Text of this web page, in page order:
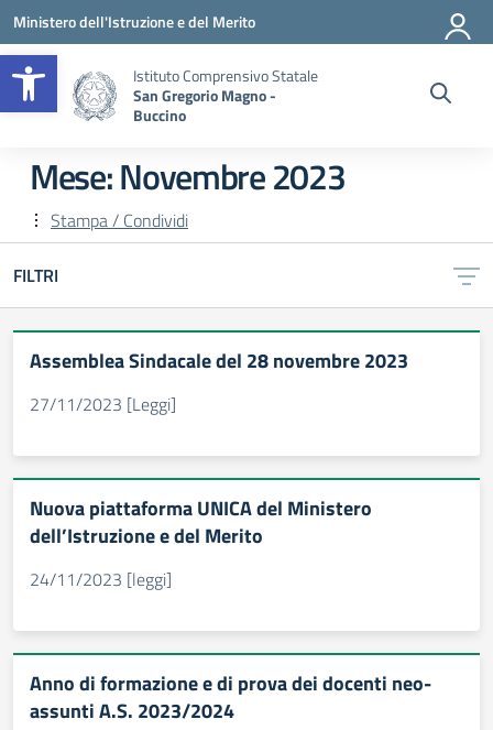
Apri la barra degli strumenti
Vai ai contenuti
Vai al menu di navigazione
Vai al footer
Ministero dell'Istruzione e del Merito
Istituto Comprensivo Statale
San Gregorio Magno -
Buccino
Mese:Novembre 2023
Stampa / Condividi
FILTRI
Assemblea Sindacale del 28 novembre 2023
27/11/2023 [Leggi]
Nuova piattaforma UNICA del Ministero
dell’Istruzione e del Merito
24/11/2023 [leggi]
Anno di formazione e di prova dei docenti neo-
assunti A.S. 2023/2024